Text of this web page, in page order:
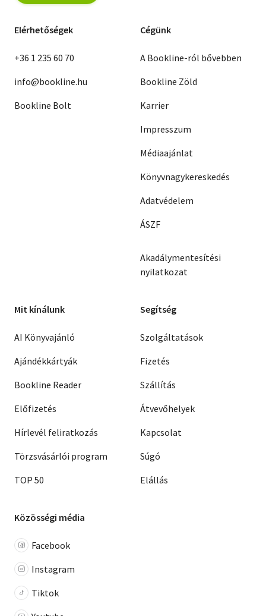
Elérhetőségek
+36 1 235 60 70
info@bookline.hu
Bookline Bolt
Cégünk
A Bookline-ról bővebben
Bookline Zöld
Karrier
Impresszum
Médiaajánlat
Könyvnagykereskedés
Adatvédelem
ÁSZF
Akadálymentesítési
nyilatkozat
Mit kínálunk
AI Könyvajánló
Ajándékkártyák
Bookline Reader
Előfizetés
Hírlevél feliratkozás
Törzsvásárlói program
TOP 50
Segítség
Szolgáltatások
Fizetés
Szállítás
Átvevőhelyek
Kapcsolat
Súgó
Elállás
Közösségi média
Facebook
Instagram
Tiktok